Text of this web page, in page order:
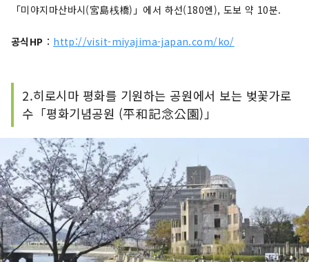
「미야지마산바시(宮島桟橋)」에서 하선(180엔), 도보 약 10분.
공식HP ： http://visit-miyajima-japan.com/ko/
2.히로시마 평화를 기원하는 공원에서 보는 벚꽃가로
수「평화기념공원 (平和記念公園)」